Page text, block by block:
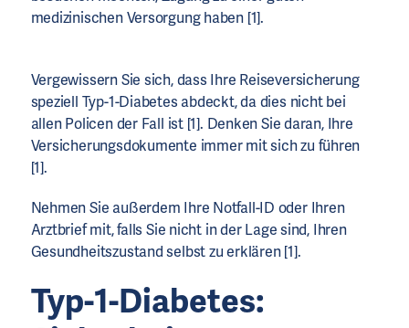
medizinischen Versorgung haben [1].
Vergewissern Sie sich, dass Ihre Reiseversicherung
speziell Typ-1-Diabetes abdeckt, da dies nicht bei
allen Policen der Fall ist [1]. Denken Sie daran, Ihre
Versicherungsdokumente immer mit sich zu führen
[1].
Nehmen Sie außerdem Ihre Notfall-ID oder Ihren
Arztbrief mit, falls Sie nicht in der Lage sind, Ihren
Gesundheitszustand selbst zu erklären [1].
Typ-1-Diabetes: